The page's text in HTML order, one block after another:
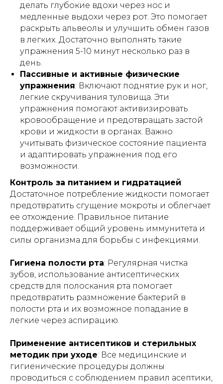
делать глубокие вдохи через нос и
медленные выдохи через рот. Это помогает
раскрыть альвеолы и улучшить обмен газов
в легких. Достаточно выполнять такие
упражнения 5-10 минут несколько раз в
день.
Пассивные и активные физические
упражнения: Включают поднятие рук и ног,
легкие скручивания туловища. Эти
упражнения помогают активизировать
кровообращение и предотвращать застой
крови и жидкости в органах. Важно
учитывать физическое состояние пациента
и адаптировать упражнения под его
возможности.
Контроль за питанием и гидратацией:
Достаточное потребление жидкости помогает
предотвратить сгущение мокроты и облегчает
ее отхождение. Правильное питание
поддерживает общий уровень иммунитета и
силы организма для борьбы с инфекциями.
Гигиена полости рта: Регулярная чистка
зубов, использование антисептических
средств для полоскания рта помогает
предотвратить размножение бактерий в
полости рта и их возможное попадание в
легкие через аспирацию.
Применение антисептиков и стерильных
методик при уходе: Все медицинские и
гигиенические процедуры должны
проводиться с соблюдением правил асептики,
привезем
АРЕНДА МЕДИЦИНСКИХ КРОВАТЕЙ
и реабилитацию
ПОДРОБНЕЕ
7 положений
регулируются пультом -
без усилий
7 положений
Внимание!Информация,
представленная в данной статье, носит
характер и не может заменить
профессиональную медицинскую
консультацию, диагностику или
лечение. Перед использованием
любых рекомендаций, упомянутых в
статье методов лечения, препаратов
или медицинских изделий,
обязательно проконсультируйтесь с
вашему здоровью. Автор и издатель не
несут ответственности за возможные
негативные последствия, вызванные
использованием информации из статьи.